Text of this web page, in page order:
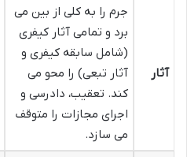
آثار
جرم را به کلی از بین می
برد و تمامی آثار کیفری
(شامل سابقه کیفری و
آثار تبعی) را محو می
کند. تعقیب، دادرسی و
اجرای مجازات را متوقف
می سازد.